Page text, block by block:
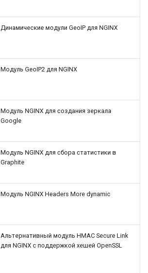
Динамические модули GeoIP для NGINX
Модуль GeoIP2 для NGINX
Модуль NGINX для создания зеркала
Google
Модуль NGINX для сбора статистики в
Graphite
Модуль NGINX Headers More dynamic
Альтернативный модуль HMAC Secure Link
для NGINX с поддержкой хешей OpenSSL